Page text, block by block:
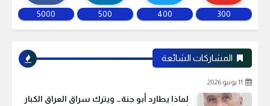
300
400
500
5000
المشاركات الشائعة
11 يونيو 2026
لماذا يطارد أبو جنة… ويترك سراق العراق الكبار